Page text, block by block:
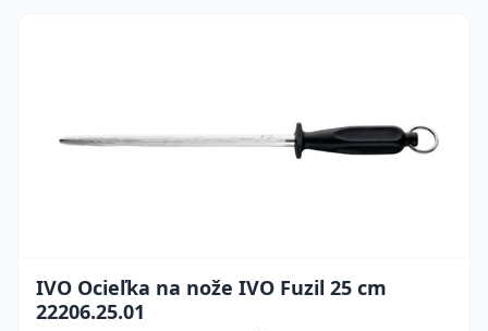
IVO Ocieľka na nože IVO Fuzil 25 cm
22206.25.01